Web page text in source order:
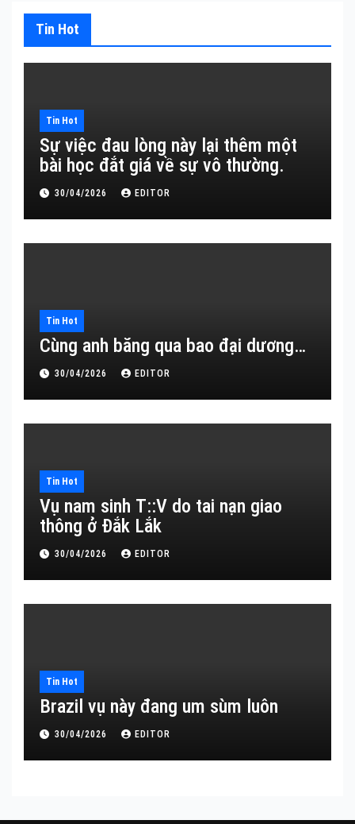
Tin Hot
Tin Hot
Sự việc đau lòng này lại thêm một
bài học đắt giá về sự vô thường.
30/04/2026 EDITOR
Tin Hot
Cùng anh băng qua bao đại dương…
30/04/2026 EDITOR
Tin Hot
Vụ nam sinh T::V do tai nạn giao
thông ở Đắk Lắk
30/04/2026 EDITOR
Tin Hot
Brazil vụ này đang um sùm luôn
30/04/2026 EDITOR